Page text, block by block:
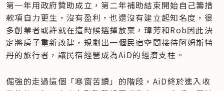
第一年用政府贊助成立，第二年補助結束開始自己籌措
款項自力更生，沒有盈利，也還沒有建立起知名度，很
多創業者或許就在這時候選擇放棄，璋芳和Rob因此決
定將房子重新改建，規劃出一個民宿空間接待阿姆斯特
丹的旅行者，讓民宿經營成為AiD的經濟支柱。
倔強的走過這個「寒窗苦讀」的階段，AiD終於進入收